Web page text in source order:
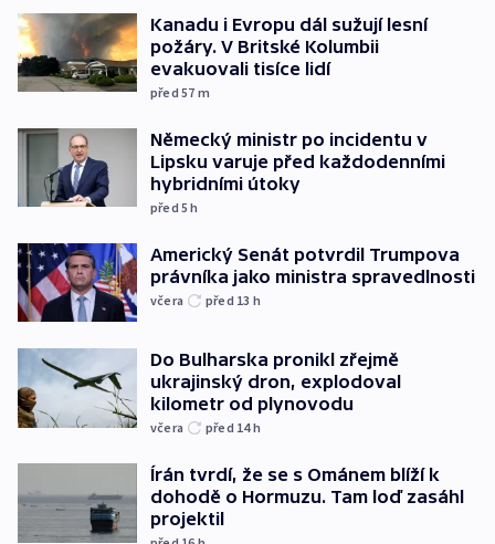
Kanadu i Evropu dál sužují lesní
požáry. V Britské Kolumbii
evakuovali tisíce lidí
před 57 m
Německý ministr po incidentu v
Lipsku varuje před každodenními
hybridními útoky
před 5h
Americký Senát potvrdil Trumpova
právníka jako ministra spravedlnosti
včera před 13 h
Do Bulharska pronikl zřejmě
ukrajinský dron, explodoval
kilometr od plynovodu
včera před 14h
Írán tvrdí, že se s Ománem blíží k
dohodě o Hormuzu. Tam loď zasáhl
projektil